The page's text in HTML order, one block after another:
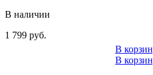
В наличии
1 799 руб.
В
В